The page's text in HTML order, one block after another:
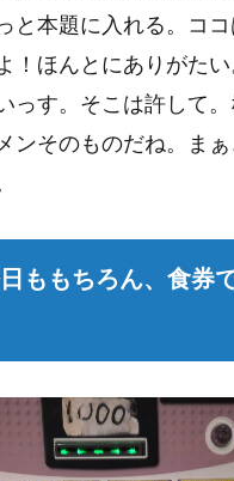
と本題に入れる。コ
！ほんとにありがた
っす。そこは許して
ンそのものだね。ま
ももちろん、食券